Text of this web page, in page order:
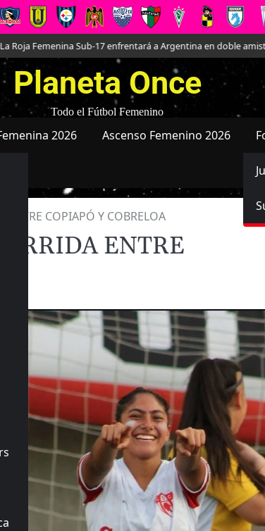
17 enfrentará a Argentina en doble amistoso preparatorio
Planeta Once
Todo el Fútbol Femenino
2026 Ascenso Femenino 2026
COPIAPÓ Y COBRELOA
ENTRE